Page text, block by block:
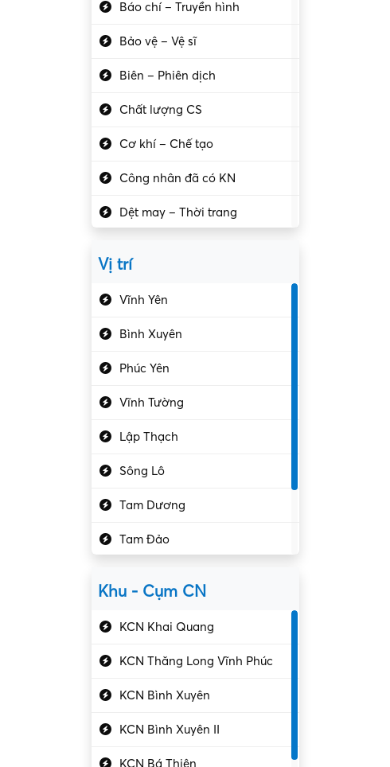
Báo chí – Truyền hình
Bảo vệ – Vệ sĩ
Biên – Phiên dịch
Chất lượng CS
Cơ khí – Chế tạo
Công nhân đã có KN
Dệt may – Thời trang
Kiểm soát chất lượng
Kỹ sư cơ khí
Kỹ sư điện
Kỹ thuật cao
Kỹ thuật mạng – IT
Làm bán thời gian
Lao động phổ thông
Vị trí
Vĩnh Yên
Bình Xuyên
Phúc Yên
Vĩnh Tường
Lập Thạch
Sông Lô
Tam Dương
Tam Đảo
Khu - Cụm CN
KCN Khai Quang
KCN Thăng Long Vĩnh Phúc
KCN Bình Xuyên
KCN Bình Xuyên II
KCN Bá Thiện